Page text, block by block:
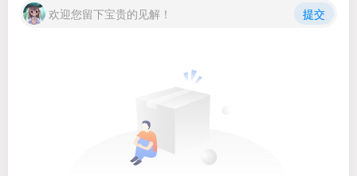
欢迎您留下宝贵的见解！ 提交